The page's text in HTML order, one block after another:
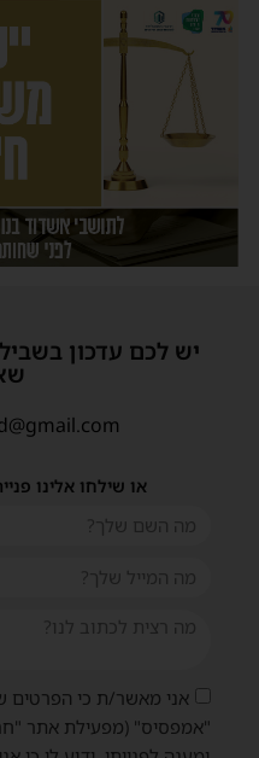
יש לכם עדכון
או שילחו אלינו
אני מאשר/ת כי הפרטים
"אמפסיס" (מפעילת אתר